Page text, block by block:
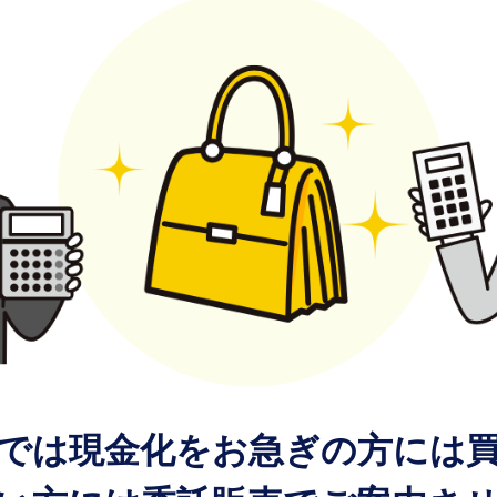
は現金化をお急ぎの方には